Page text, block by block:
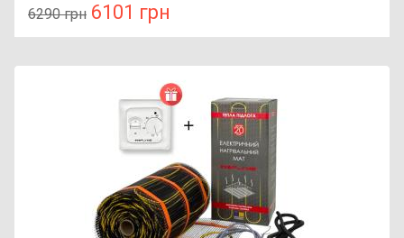
6290 грн 6101 грн
Колір: нержавійка, Розмір: 705x480x170, Напруга: 230 В,
Наявність таймера: так,